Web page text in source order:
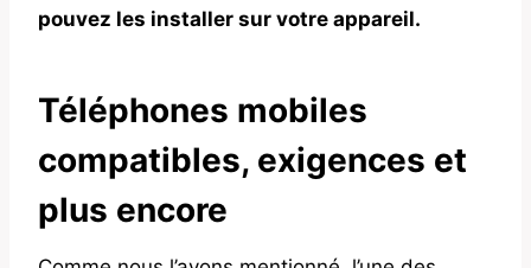
pouvez les installer sur votre appareil.
Téléphones mobiles
compatibles, exigences et
plus encore